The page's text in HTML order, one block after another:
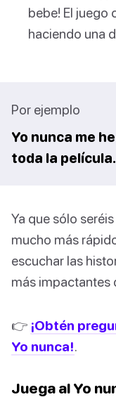
bebe! El juego
haciendo una
Por ejemplo
Yo nunca me
toda la película.
Ya que sólo
mucho más
escuchar las
más impactantes
👉 ¡Obtén
Yo nunca!.
Juega al Yo